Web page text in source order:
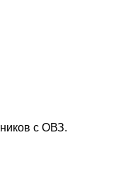
с ОВЗ.